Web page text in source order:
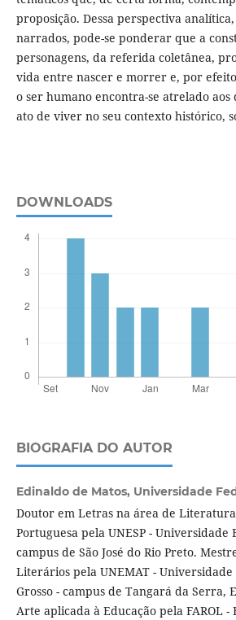
proposição. Dessa perspectiva
narrados, pode-se ponderar que a
personagens, da referida coletânea,
vida entre nascer e morrer e, por
o ser humano encontra-se atrelado
ato de viver no seu contexto histórico,
DOWNLOADS
BIOGRAFIA DO AUTOR
Edinaldo de Matos, Universidade
Doutor em Letras na área de
Portuguesa pela UNESP - Universidade
campus de São José do Rio Preto.
Literários pela UNEMAT -
Grosso - campus de Tangará da Serra,
Arte aplicada à Educação pela FAROL -